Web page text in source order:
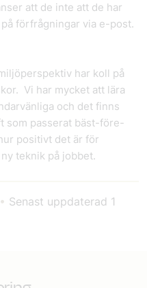
att de inte att de har
förfrågningar via e-post.
har koll på
Vi har mycket att lära
och det finns
som passerat bäst-före-
positivt det är för
teknik på jobbet.
• Senast uppdaterad 1